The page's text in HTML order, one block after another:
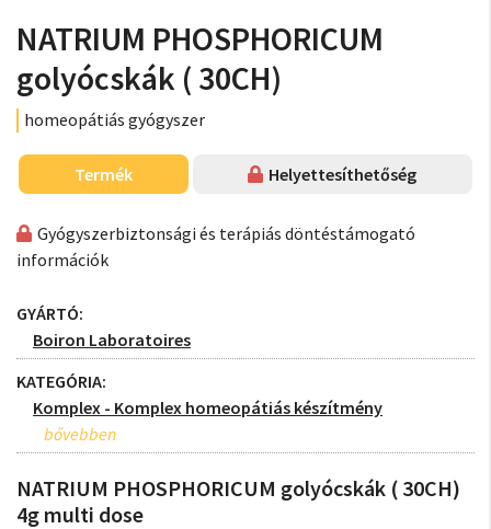
NATRIUM PHOSPHORICUM
golyócskák ( 30CH)
homeopátiás gyógyszer
Termék Helyettesíthetőség
Gyógyszerbiztonsági és terápiás döntéstámogató
információk
GYÁRTÓ:
Boiron Laboratoires
KATEGÓRIA:
Komplex - Komplex homeopátiás készítmény
NATRIUM PHOSPHORICUM golyócskák ( 30CH)
4g multi dose